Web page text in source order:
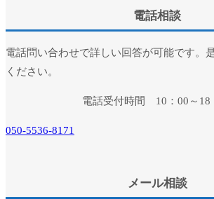
電話相談
電話問い合わせで詳しい回答が可能です。
ください。
電話受付時間 10：00～18
050-5536-8171
メール相談